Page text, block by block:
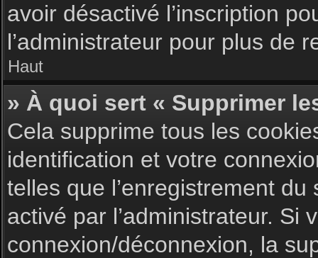
avoir désactivé l’inscription
l’administrateur pour plus de
Haut
» À quoi sert « Supprimer
Cela supprime tous les
identification et votre
telles que l’enregistrement
activé par l’administrateur. Si
connexion/déconnexion, la